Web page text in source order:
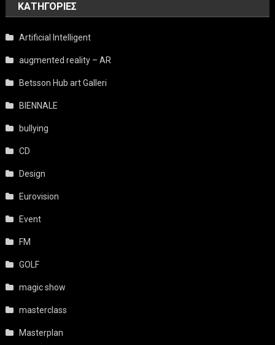
KΑΤΗΓΟΡΊΕΣ
Artificial Intelligent
augmented reality – AR
Betsson Hub art Galleri
BIENNALE
bullying
CD
Design
Eurovision
Event
FM
GOLF
magic show
masterclass
Masterplan